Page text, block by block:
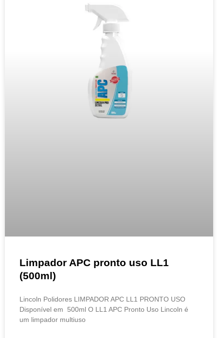
Limpador APC pronto uso LL1
(500ml)
Lincoln Polidores LIMPADOR APC LL1 PRONTO USO
Disponível em 500ml O LL1 APC Pronto Uso Lincoln é
um limpador multiuso